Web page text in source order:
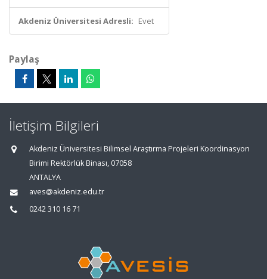
Akdeniz Üniversitesi Adresli: Evet
Paylaş
İletişim Bilgileri
Akdeniz Üniversitesi Bilimsel Araştırma Projeleri Koordinasyon
Birimi Rektörlük Binası, 07058
ANTALYA
aves@akdeniz.edu.tr
0242 310 16 71